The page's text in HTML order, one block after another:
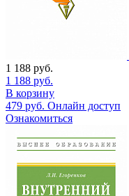
1 188 руб.
1 188 руб.
В корзину
479 руб. Онлайн доступ
Ознакомиться